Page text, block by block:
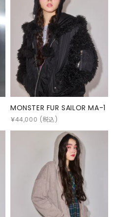
MONSTER FUR SAILOR MA-1
￥44,000 (税込)